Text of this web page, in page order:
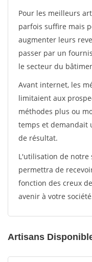
Pour les meilleurs
parfois suffire mais
augmenter leurs
passer par un
le secteur du
Avant internet, les
limitaient aux
méthodes plus ou
temps et demandait
de résultat.
L'utilisation de notre
permettra de
fonction des creux
avenir à votre
Artisans